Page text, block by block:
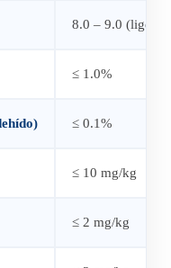
8.0 – 9.0
≤ 1.0%
≤ 0.1%
≤ 10 mg/kg
≤ 2 mg/kg